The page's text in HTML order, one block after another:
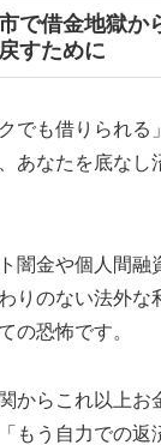
で借金地獄か
すために
でも借りられ
あなたを底なし
闇金や個人間融
りのない法外な
の恐怖です。
からこれ以上お
もう自力での返